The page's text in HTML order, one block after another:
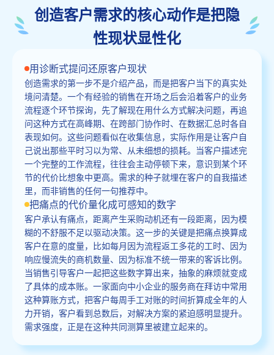
创造客户需求的核心动作是把隐
性现状显性化
用诊断式提问还原客户现状
创造需求的第一步不是介绍产品，而是把客户当下的真实处
境问清楚。一个有经验的销售在开场之后会沿着客户的业务
流程逐个环节探询，先了解现在用什么方式解决问题，再追
问这种方式在高峰期、在跨部门协作时、在数据汇总时各自
表现如何。这些问题看似在收集信息，实际作用是让客户自
己说出那些平时习以为常、从未细想的损耗。当客户描述完
一个完整的工作流程，往往会主动停顿下来，意识到某个环
节的代价比想象中更高。需求的种子就埋在客户的自我描述
里，而非销售的任何一句推荐中。
把痛点的代价量化成可感知的数字
客户承认有痛点，距离产生采购动机还有一段距离，因为模
糊的不舒服不足以驱动决策。这一步的关键是把痛点换算成
客户在意的度量，比如每月因为流程返工多花的工时、因为
响应慢流失的商机数量、因为标准不统一带来的客诉比例。
当销售引导客户一起把这些数字算出来，抽象的麻烦就变成
了具体的成本账。一家面向中小企业的服务商在拜访中常用
这种算账方式，把客户每周手工对账的时间折算成全年的人
力开销，客户看到总数后，对解决方案的紧迫感明显提升。
需求强度，正是在这种共同测算里被建立起来的。